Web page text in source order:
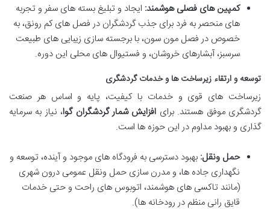
کمپین های فصلی هوشمند: ایجاد و تبلیغ بسته های سفر و تجربه
های منحصر به فرد برای جذب گردشگران در فصل های کم رونق، به
خصوص در فصل مون سون، با برجسته سازی زیبایی های طبیعت
سرسبز، آبشارهای خروشان، و فستیوال های محلی این دوره.
توسعه و ارتقاء زیرساخت ها و خدمات گردشگری
زیرساخت های قوی و خدمات با کیفیت، پایه و اساس هر صنعت
گردشگری موفق هستند. برای افزایش شمار گردشگران گوا، نیاز به سرمایه
گذاری و بهبود مداوم در این حوزه ها است.
حمل ونقل: بهبود دسترسی به فرودگاه های موجود و آینده، توسعه و
نگهداری جاده ها، و مدرن سازی حمل ونقل عمومی درون شهری
(مانند تاکسی های هوشمند، اتوبوس های راحت و حتی خدمات
قایق رانی منظم در رودخانه ها).